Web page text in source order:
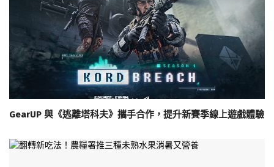
GearUP 與《逃離塔科夫》攜手合作，提升新賽季線上遊戲體驗